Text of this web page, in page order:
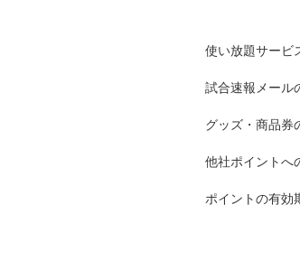
使い放題サービ
試合速報メール
グッズ・商品券
他社ポイントへ
ポイントの有効